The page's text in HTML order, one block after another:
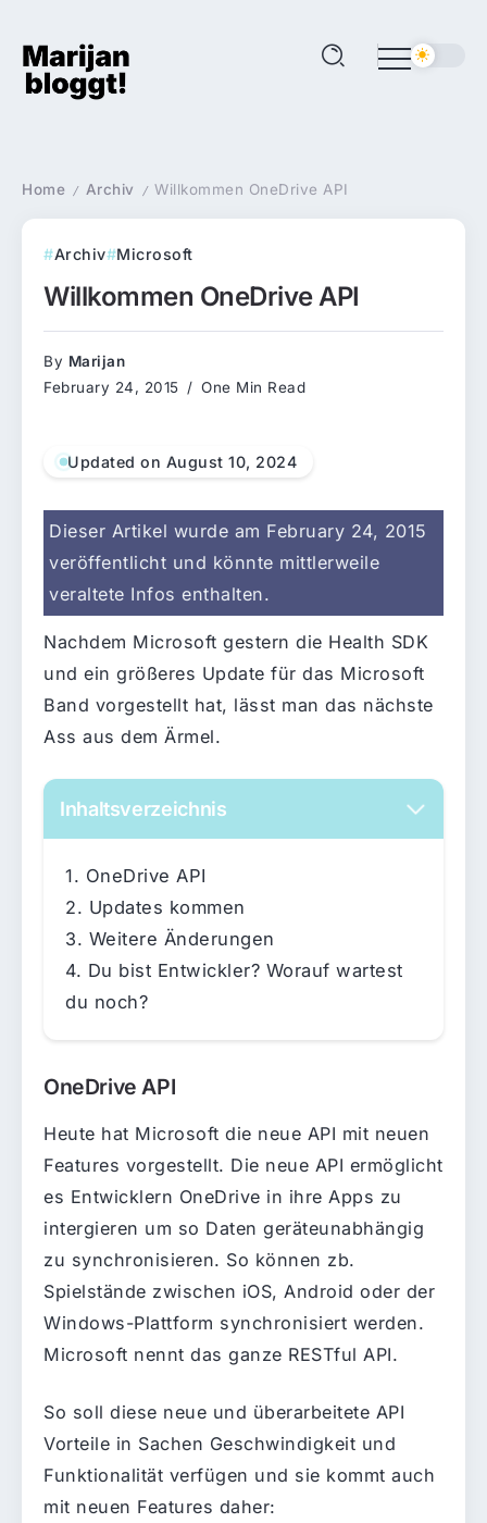
Home / Archiv / Willkommen OneDrive API
Archiv Microsoft
Willkommen OneDrive API
By Marijan
February 24, 2015
One Min Read
Updated on August 10, 2024
Dieser Artikel wurde am February 24, 2015
veröffentlicht und könnte mittlerweile
veraltete Infos enthalten.
Nachdem Microsoft gestern die Health SDK
und ein größeres Update für das Microsoft
Band vorgestellt hat, lässt man das nächste
Ass aus dem Ärmel.
Inhaltsverzeichnis
OneDrive API
Updates kommen
Weitere Änderungen
Du bist Entwickler? Worauf wartest
du noch?
OneDrive API
Heute hat Microsoft die neue API mit neuen
Features vorgestellt. Die neue API ermöglicht
es Entwicklern OneDrive in ihre Apps zu
intergieren um so Daten geräteunabhängig
zu synchronisieren. So können zb.
Spielstände zwischen iOS, Android oder der
Windows-Plattform synchronisiert werden.
Microsoft nennt das ganze RESTful API.
So soll diese neue und überarbeitete API
Vorteile in Sachen Geschwindigkeit und
Funktionalität verfügen und sie kommt auch
mit neuen Features daher: